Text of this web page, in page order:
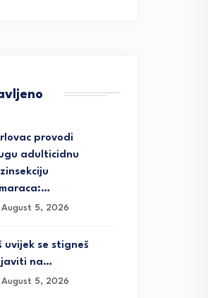
provodi
adulticidnu
August 5, 2026
uvijek se stigneš
na…
August 5, 2026